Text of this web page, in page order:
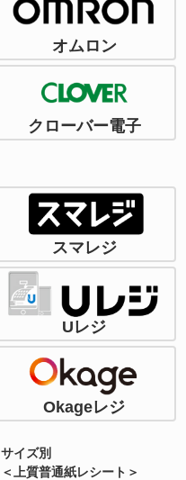
オムロン
クローバー電子
スマレジ
Uレジ
Okageレジ
サイズ別
＜上質普通紙レシート＞